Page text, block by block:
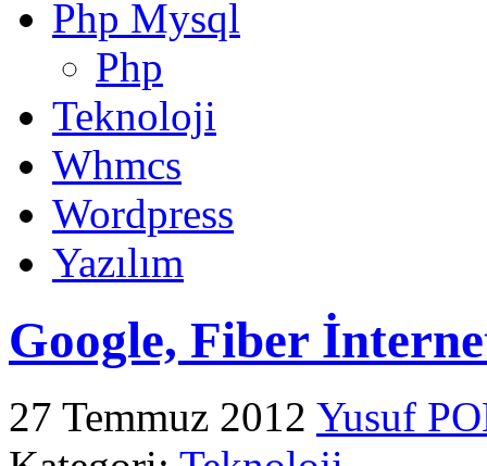
Php Mysql
Php
Teknoloji
Whmcs
Wordpress
Yazılım
Google, Fiber
27 Temmuz 2012 Yusuf